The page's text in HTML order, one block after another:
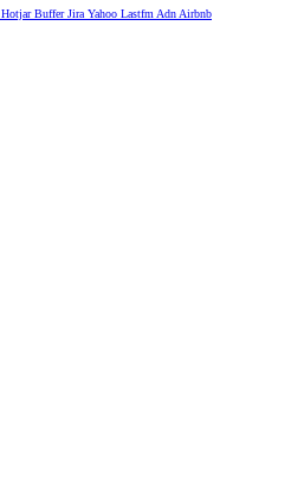
Hotjar Buffer Jira Yahoo Lastfm Adn Airbnb